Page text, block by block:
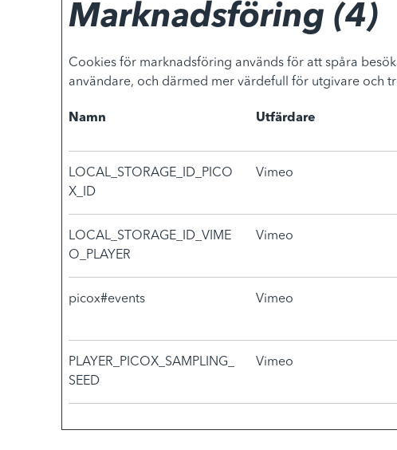
Marknadsföring (4)
Cookies för marknadsföring används för att spåra
användare, och därmed mer värdefull för utgivare och
Namn Utfärdare
LOCAL_STORAGE_ID_PICO
X_ID
Vimeo
LOCAL_STORAGE_ID_VIME
O_PLAYER
Vimeo
picox#events Vimeo
PLAYER_PICOX_SAMPLING_
SEED
Vimeo